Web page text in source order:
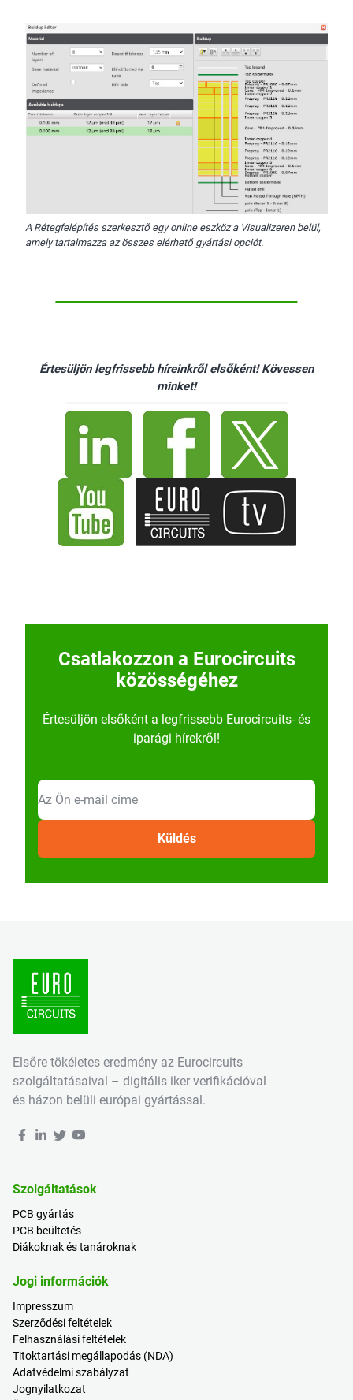
A Rétegfelépítés szerkesztő egy online eszköz a Visualizeren belül,
amely tartalmazza az összes elérhető gyártási opciót.
Értesüljön legfrissebb híreinkről elsőként! Kövessen
minket!
Csatlakozzon a Eurocircuits
közösségéhez
Értesüljön elsőként a legfrissebb Eurocircuits- és
iparági hírekről!
Elsőre tökéletes eredmény az Eurocircuits
szolgáltatásaival – digitális iker verifikációval
és házon belüli európai gyártással.
Szolgáltatások
PCB gyártás
PCB beültetés
Diákoknak és tanároknak
Jogi információk
Impresszum
Szerződési feltételek
Felhasználási feltételek
Titoktartási megállapodás (NDA)
Adatvédelmi szabályzat
Jognyilatkozat